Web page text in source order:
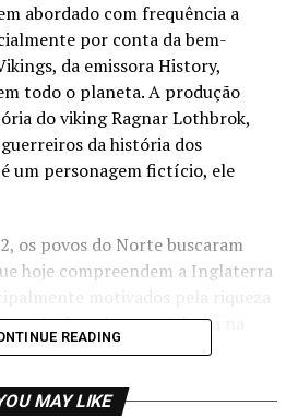
abordado com frequência a
por conta da bem-
da emissora History,
todo o planeta. A produção
do viking Ragnar Lothbrok,
da história dos
um personagem fictício, ele
os povos do Norte buscaram
hoje compreendem a Inglaterra
agrícolas, algo que faltava na
cenário era de guerra e
READING
MAY LIKE